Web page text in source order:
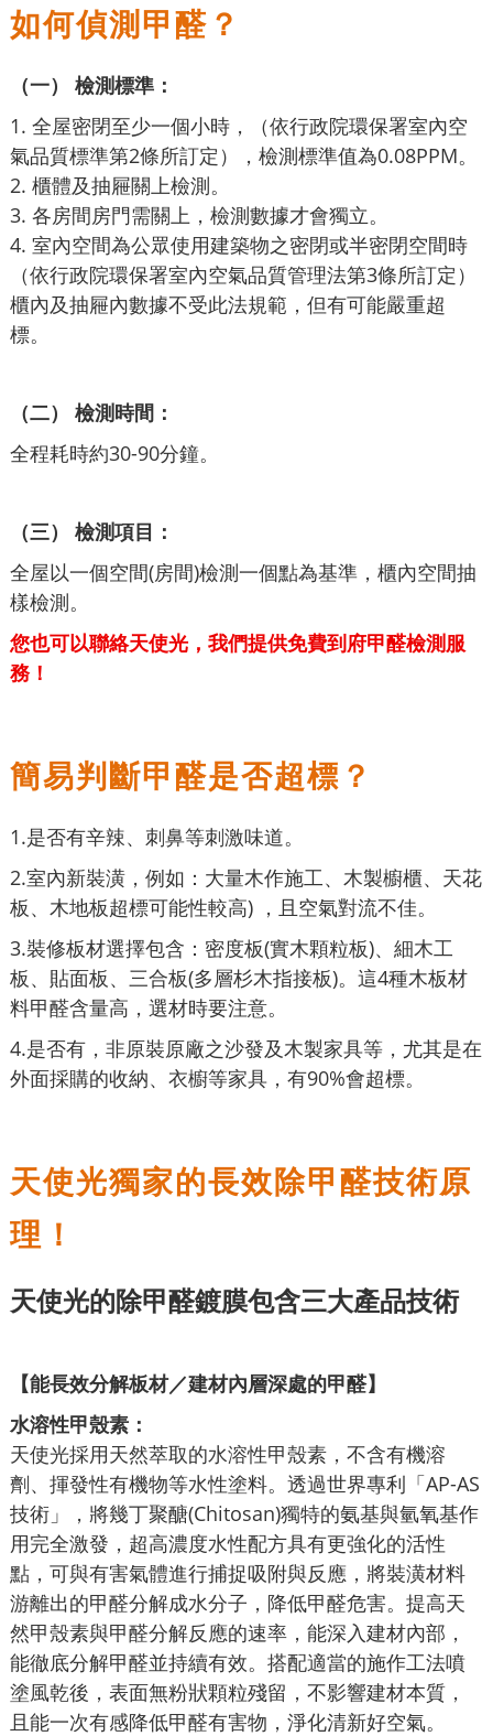
如何偵測甲醛？
（一） 檢測標準：
1. 全屋密閉至少一個小時，（依行政院環保署室內空
氣品質標準第2條所訂定），檢測標準值為0.08PPM。
2. 櫃體及抽屜關上檢測。
3. 各房間房門需關上，檢測數據才會獨立。
4. 室內空間為公眾使用建築物之密閉或半密閉空間時
（依行政院環保署室內空氣品質管理法第3條所訂定）
櫃內及抽屜內數據不受此法規範，但有可能嚴重超
標。
（二） 檢測時間：
全程耗時約30-90分鐘。
（三） 檢測項目：
全屋以一個空間(房間)檢測一個點為基準，櫃內空間抽
樣檢測。
您也可以聯絡天使光，我們提供免費到府甲醛檢測服
務！
簡易判斷甲醛是否超標？
1.是否有辛辣、刺鼻等刺激味道。
2.室內新裝潢，例如：大量木作施工、木製櫥櫃、天花
板、木地板超標可能性較高) ，且空氣對流不佳。
3.裝修板材選擇包含：密度板(實木顆粒板)、細木工
板、貼面板、三合板(多層杉木指接板)。這4種木板材
料甲醛含量高，選材時要注意。
4.是否有，非原裝原廠之沙發及木製家具等，尤其是在
外面採購的收納、衣櫥等家具，有90%會超標。
天使光獨家的長效除甲醛技術原
理！
天使光的除甲醛鍍膜包含三大產品技術
【能長效分解板材／建材內層深處的甲醛】
水溶性甲殼素：
天使光採用天然萃取的水溶性甲殼素，不含有機溶
劑、揮發性有機物等水性塗料。透過世界專利「AP-AS
技術」，將幾丁聚醣(Chitosan)獨特的氨基與氫氧基作
用完全激發，超高濃度水性配方具有更強化的活性
點，可與有害氣體進行捕捉吸附與反應，將裝潢材料
游離出的甲醛分解成水分子，降低甲醛危害。提高天
然甲殼素與甲醛分解反應的速率，能深入建材內部，
能徹底分解甲醛並持續有效。搭配適當的施作工法噴
塗風乾後，表面無粉狀顆粒殘留，不影響建材本質，
且能一次有感降低甲醛有害物，淨化清新好空氣。